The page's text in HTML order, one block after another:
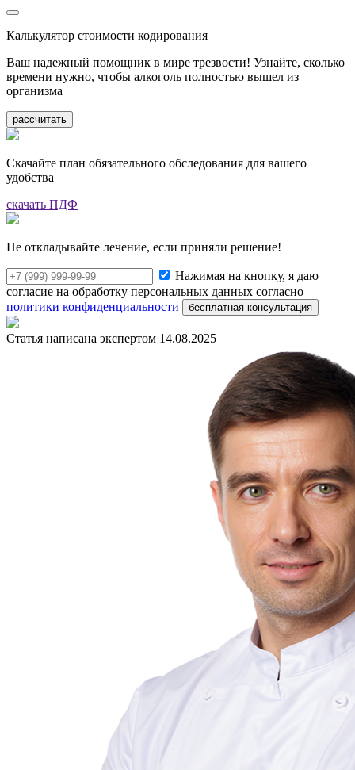
Калькулятор стоимости кодирования
Ваш надежный помощник в мире трезвости! Узнайте, сколько
времени нужно, чтобы алкоголь полностью вышел из
организма
рассчитать
Скачайте план обязательного обследования для вашего
удобства
скачать ПДФ
Не откладывайте лечение, если приняли решение!
Нажимая на кнопку, я даю
согласие на обработку персональных данных согласно
политики конфиденциальности
бесплатная консультация
Статья написана экспертом 14.08.2025